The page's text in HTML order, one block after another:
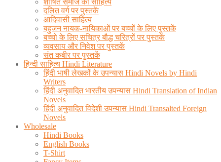
दलित वर्ग पर पुस्तकें
आदिवासी साहित्य
बहुजन नायक-नायिकाओं पर बच्चों के लिए पुस्तकें
बच्चो के लिए सचित्र बौद्ध चरित्रों पर पुस्तकें
व्यवसाय और निवेश पर पुस्तकें
संत कबीर पर पुस्तकें
हिन्दी साहित्य Hindi Literature
हिंदी भाषी लेखकों के उपन्यास Hindi Novels by Hindi
Writers
हिंदी अनुवादित भारतीय उपन्यास Hindi Translation of Indian
Novels
हिंदी अनुवादित विदेशी उपन्यास Hindi Transalted Foreign
Novels
Wholesale
Hindi Books
English Books
T-Shirt